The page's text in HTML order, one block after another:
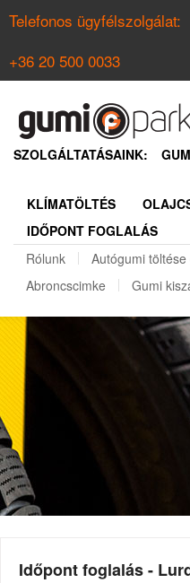
Telefonos ügyfélszolgálat:
+36 20 500 0033
NYÁRI GUMI KERESŐ
REGISZTRÁCIÓ
SZOLGÁLTATÁSAINK:
KLÍMATÖLTÉS
IDŐPONT FOGLALÁS
Rólunk
Autógumi töltése
Abroncscimke
Gumi
Időpont foglalás -